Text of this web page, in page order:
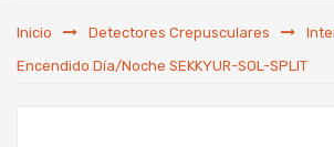
Inicio Detectores Crepusculares
Encendido Día/Noche SEKKYUR-SOL-SPLIT